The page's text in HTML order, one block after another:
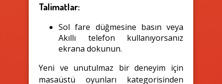
Talimatlar:
Sol fare düğmesine basın veya
Akıllı telefon kullanıyorsanız
ekrana dokunun.
Yeni ve unutulmaz bir deneyim için
masaüstü oyunları kategorisinden